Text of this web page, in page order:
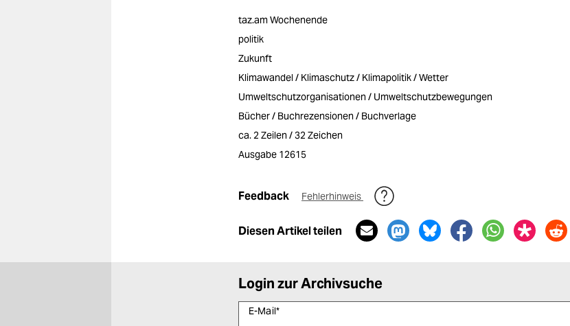
taz.am Wochenende
politik
Zukunft
Klimawandel / Klimaschutz / Klimapolitik / Wetter
Umweltschutzorganisationen / Umweltschutzbewegungen
Bücher / Buchrezensionen / Buchverlage
ca. 2 Zeilen / 32 Zeichen
Ausgabe 12615
Feedback Fehlerhinweis
Diesen Artikel teilen
Login zur Archivsuche
E-Mail*